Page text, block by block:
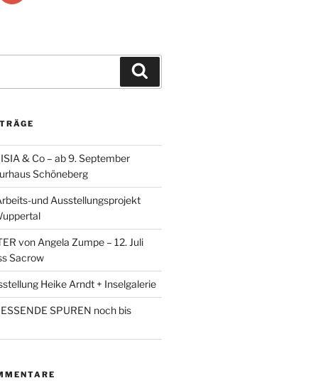
& Co – ab 9. September
Schöneberg
und Ausstellungsprojekt
von Angela Zumpe – 12. Juli
Sacrow
Heike Arndt + Inselgalerie
SPUREN noch bis